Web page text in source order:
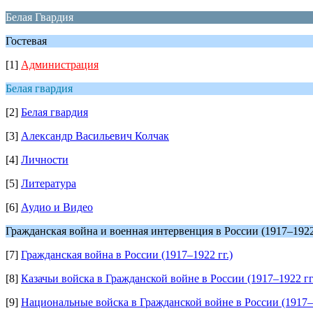
Белая Гвардия
Гостевая
[1] Администрация
Белая гвардия
[2] Белая гвардия
[3] Александр Васильевич Колчак
[4] Личности
[5] Литература
[6] Аудио и Видео
Гражданская война и военная интервенция в России
[7] Гражданская война в России (1917–1922 гг.)
[8] Казачьи войска в Гражданской войне в России (1917–1922
[9] Национальные войска в Гражданской войне в России